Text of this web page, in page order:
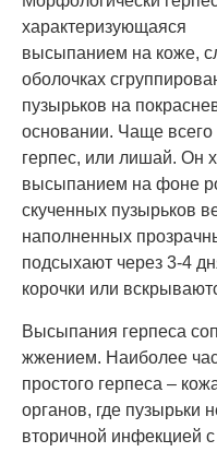
характеризующаяся
высыпанием на коже,
оболочках
пузырьков на
основании. Чаще всего
герпес, или лишай. Он
высыпанием на фоне
скученных пузырьков
наполненных
подсыхают через 3-4
корочки или
Высыпания герпеса
жжением. Наиболее
простого герпеса –
органов, где пузырьки
вторичной инфекцией